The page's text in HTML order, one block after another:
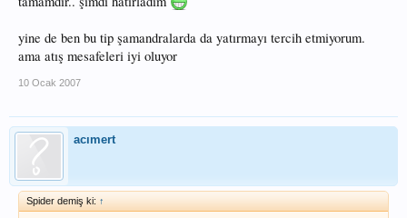
yine de ben bu tip şamandralarda da yatırmayı tercih etmiyorum.
ama atış mesafeleri iyi oluyor
10 Ocak 2007
acımert
Spider demiş ki: ↑